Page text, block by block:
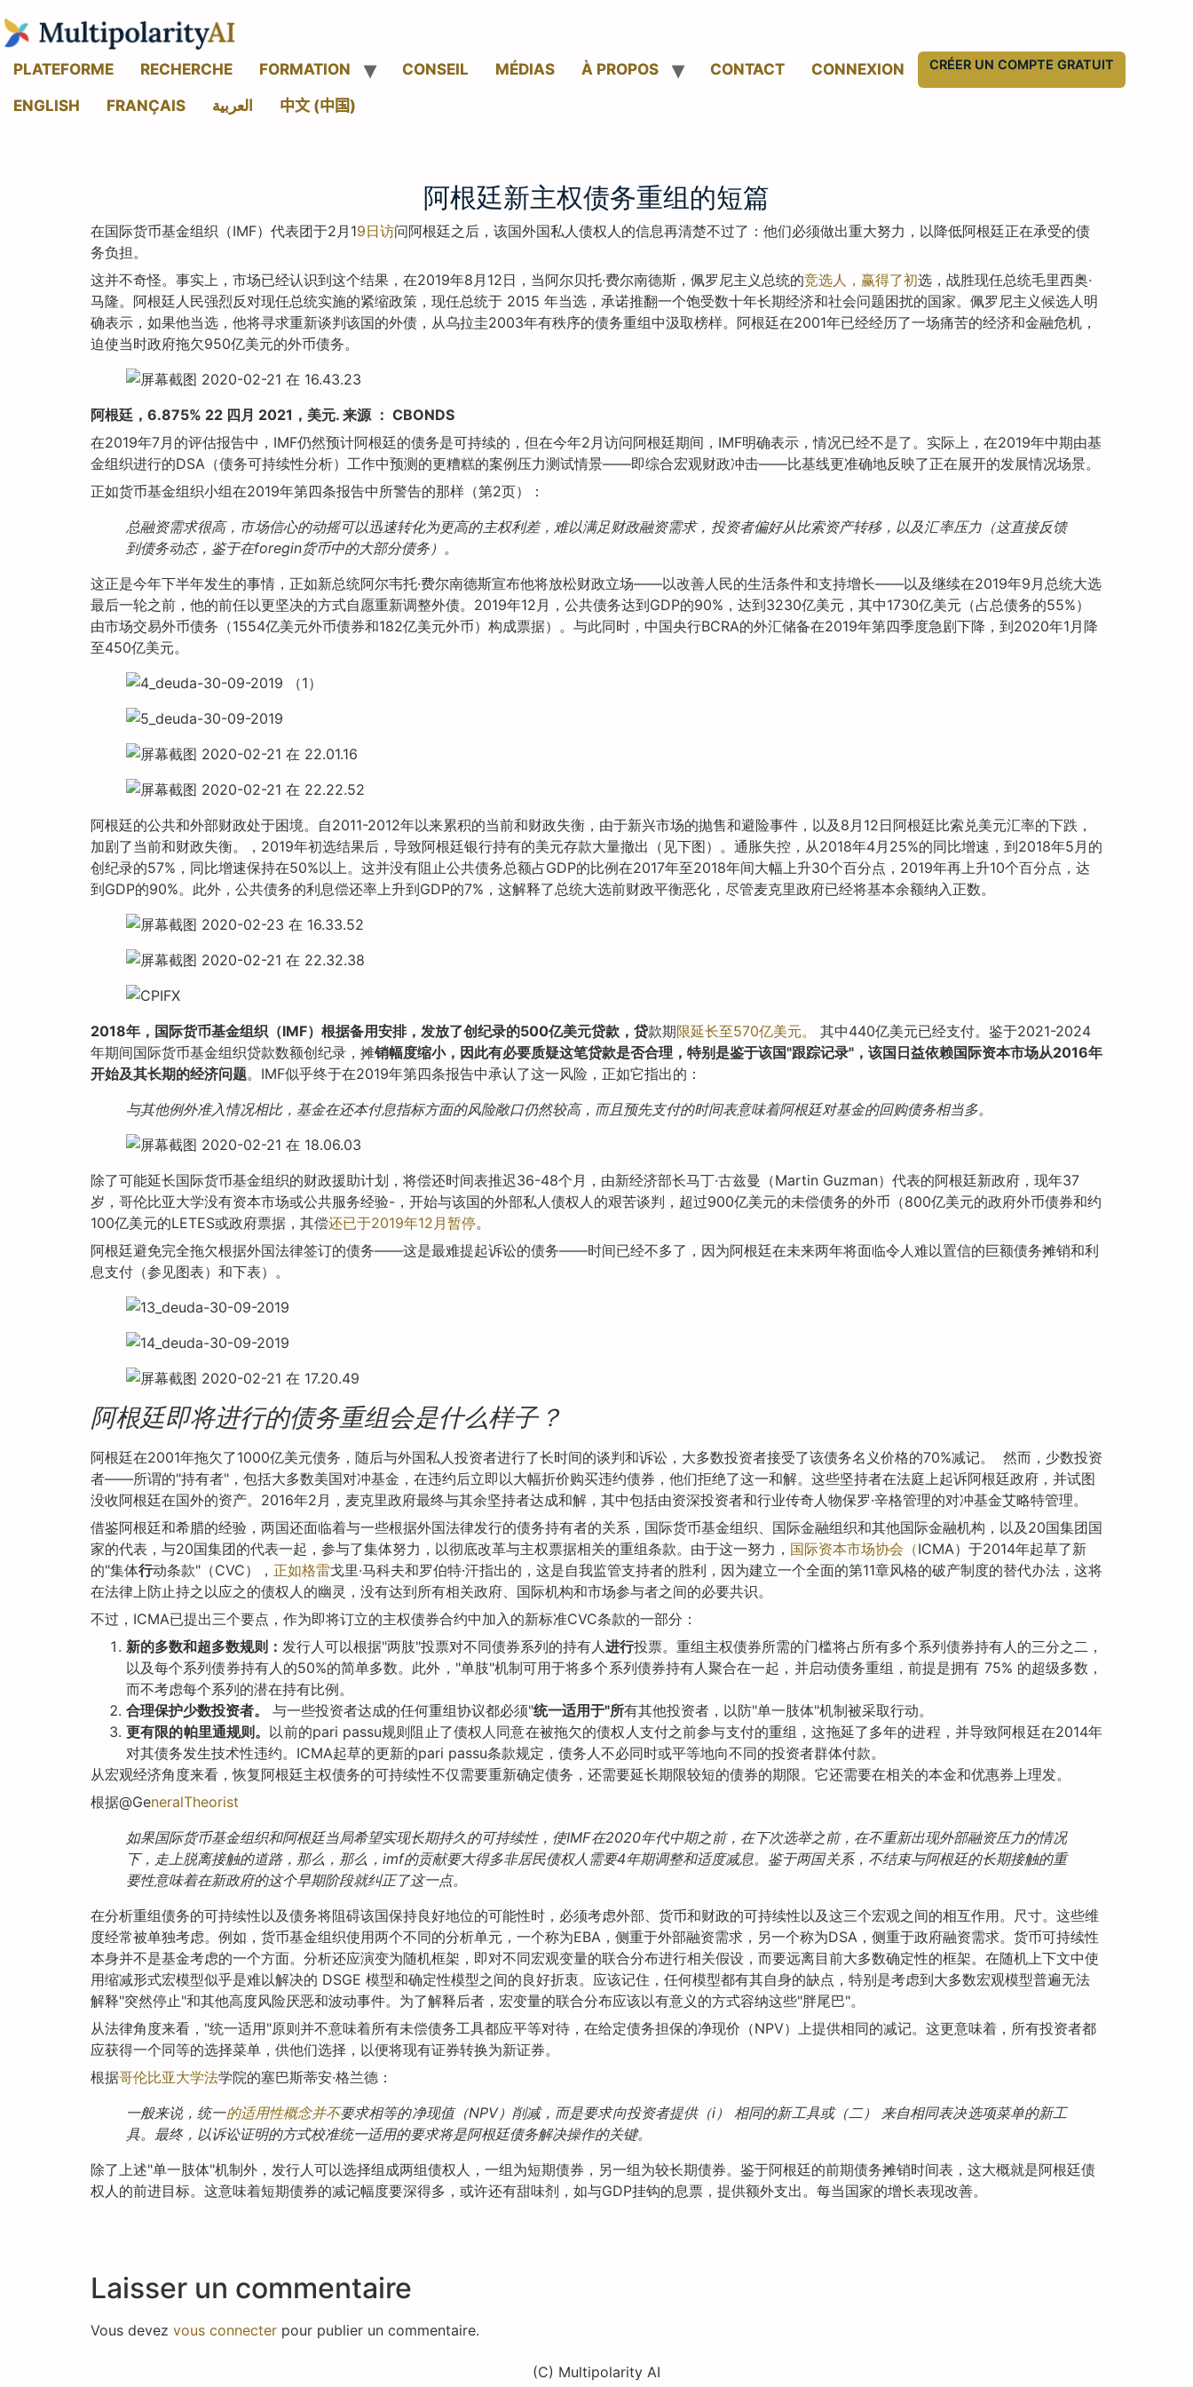
PLATEFORME RECHERCHE FORMATION CONSEIL MÉDIAS À PROPOS CONTACT CONNEXION CRÉER UN COMPTE GRATUIT
ENGLISH FRANÇAIS العربية 中文 (中国)
阿根廷新主权债务重组的短篇
在国际货币基金组织（IMF）代表团于2月19日访问阿根廷之后，该国外国私人债权人的信息再清楚不过了：他们必须做出重大努力，以降低阿根廷正在承受的债
务负担。
这并不奇怪。事实上，市场已经认识到这个结果，在2019年8月12日，当阿尔贝托·费尔南德斯，佩罗尼主义总统的竞选人，赢得了初选，战胜现任总统毛里西奥·
马隆。阿根廷人民强烈反对现任总统实施的紧缩政策，现任总统于 2015 年当选，承诺推翻一个饱受数十年长期经济和社会问题困扰的国家。佩罗尼主义候选人明
确表示，如果他当选，他将寻求重新谈判该国的外债，从乌拉圭2003年有秩序的债务重组中汲取榜样。阿根廷在2001年已经经历了一场痛苦的经济和金融危机，
迫使当时政府拖欠950亿美元的外币债务。
阿根廷，6.875% 22 四月 2021，美元. 来源 ： CBONDS
在2019年7月的评估报告中，IMF仍然预计阿根廷的债务是可持续的，但在今年2月访问阿根廷期间，IMF明确表示，情况已经不是了。实际上，在2019年中期由基
金组织进行的DSA（债务可持续性分析）工作中预测的更糟糕的案例压力测试情景——即综合宏观财政冲击——比基线更准确地反映了正在展开的发展情况场景。
正如货币基金组织小组在2019年第四条报告中所警告的那样（第2页）：
总融资需求很高，市场信心的动摇可以迅速转化为更高的主权利差，难以满足财政融资需求，投资者偏好从比索资产转移，以及汇率压力（这直接反馈
到债务动态，鉴于在foregin货币中的大部分债务）。
这正是今年下半年发生的事情，正如新总统阿尔韦托·费尔南德斯宣布他将放松财政立场——以改善人民的生活条件和支持增长——以及继续在2019年9月总统大选
最后一轮之前，他的前任以更坚决的方式自愿重新调整外债。2019年12月，公共债务达到GDP的90%，达到3230亿美元，其中1730亿美元（占总债务的55%）
由市场交易外币债务（1554亿美元外币债券和182亿美元外币）构成票据）。与此同时，中国央行BCRA的外汇储备在2019年第四季度急剧下降，到2020年1月降
至450亿美元。
阿根廷的公共和外部财政处于困境。自2011-2012年以来累积的当前和财政失衡，由于新兴市场的抛售和避险事件，以及8月12日阿根廷比索兑美元汇率的下跌，
加剧了当前和财政失衡。，2019年初选结果后，导致阿根廷银行持有的美元存款大量撤出（见下图）。通胀失控，从2018年4月25%的同比增速，到2018年5月的
创纪录的57%，同比增速保持在50%以上。这并没有阻止公共债务总额占GDP的比例在2017年至2018年间大幅上升30个百分点，2019年再上升10个百分点，达
到GDP的90%。此外，公共债务的利息偿还率上升到GDP的7%，这解释了总统大选前财政平衡恶化，尽管麦克里政府已经将基本余额纳入正数。
2018年，国际货币基金组织（IMF）根据备用安排，发放了创纪录的500亿美元贷款，贷款期限延长至570亿美元。
其中440亿美元已经支付。鉴于2021-2024
年期间国际货币基金组织贷款数额创纪录，摊销幅度缩小，因此有必要质疑这笔贷款是否合理，特别是鉴于该国"跟踪记录"，该国日益依赖国际资本市场从2016年
开始及其长期的经济问题。IMF似乎终于在2019年第四条报告中承认了这一风险，正如它指出的：
与其他例外准入情况相比，基金在还本付息指标方面的风险敞口仍然较高，而且预先支付的时间表意味着阿根廷对基金的回购债务相当多。
除了可能延长国际货币基金组织的财政援助计划，将偿还时间表推迟36-48个月，由新经济部长马丁·古兹曼（Martin Guzman）代表的阿根廷新政府，现年37
岁，哥伦比亚大学没有资本市场或公共服务经验-，开始与该国的外部私人债权人的艰苦谈判，超过900亿美元的未偿债务的外币（800亿美元的政府外币债券和约
100亿美元的LETES或政府票据，其偿还已于2019年12月暂停。
阿根廷避免完全拖欠根据外国法律签订的债务——这是最难提起诉讼的债务——时间已经不多了，因为阿根廷在未来两年将面临令人难以置信的巨额债务摊销和利
息支付（参见图表）和下表）。
阿根廷即将进行的债务重组会是什么样子？
阿根廷在2001年拖欠了1000亿美元债务，随后与外国私人投资者进行了长时间的谈判和诉讼，大多数投资者接受了该债务名义价格的70%减记。 然而，少数投资
者——所谓的"持有者"，包括大多数美国对冲基金，在违约后立即以大幅折价购买违约债券，他们拒绝了这一和解。这些坚持者在法庭上起诉阿根廷政府，并试图
没收阿根廷在国外的资产。2016年2月，麦克里政府最终与其余坚持者达成和解，其中包括由资深投资者和行业传奇人物保罗·辛格管理的对冲基金艾略特管理。
借鉴阿根廷和希腊的经验，两国还面临着与一些根据外国法律发行的债务持有者的关系，国际货币基金组织、国际金融组织和其他国际金融机构，以及20国集团国
家的代表，与20国集团的代表一起，参与了集体努力，以彻底改革与主权票据相关的重组条款。由于这一努力， 国际资本市场协会（ICMA）于2014年起草了新
的"集体行动条款"（CVC）， 正如格雷戈里·马科夫和罗伯特·汗指出的，这是自我监管支持者的胜利，因为建立一个全面的第11章风格的破产制度的替代办法，这将
在法律上防止持之以应之的债权人的幽灵，没有达到所有相关政府、国际机构和市场参与者之间的必要共识。
不过，ICMA已提出三个要点，作为即将订立的主权债券合约中加入的新标准CVC条款的一部分：
新的多数和超多数规则： 发行人可以根据"两肢"投票对不同债券系列的持有人进行投票。重组主权债券所需的门槛将占所有多个系列债券持有人的三分之二，
以及每个系列债券持有人的50%的简单多数。此外，"单肢"机制可用于将多个系列债券持有人聚合在一起，并启动债务重组，前提是拥有 75% 的超级多数，
而不考虑每个系列的潜在持有比例。
合理保护少数投资者。
与一些投资者达成的任何重组协议都必须"统一适用于"所有其他投资者，以防"单一肢体"机制被采取行动。
更有限的帕里通规则。 以前的pari passu规则阻止了债权人同意在被拖欠的债权人支付之前参与支付的重组，这拖延了多年的进程，并导致阿根廷在2014年
对其债务发生技术性违约。ICMA起草的更新的pari passu条款规定，债务人不必同时或平等地向不同的投资者群体付款。
从宏观经济角度来看，恢复阿根廷主权债务的可持续性不仅需要重新确定债务，还需要延长期限较短的债券的期限。它还需要在相关的本金和优惠券上理发。
根据@GeneralTheorist
如果国际货币基金组织和阿根廷当局希望实现长期持久的可持续性，使IMF在2020年代中期之前，在下次选举之前，在不重新出现外部融资压力的情况
下，走上脱离接触的道路，那么，那么，imf的贡献要大得多非居民债权人需要4年期调整和适度减息。鉴于两国关系，不结束与阿根廷的长期接触的重
要性意味着在新政府的这个早期阶段就纠正了这一点。
在分析重组债务的可持续性以及债务将阻碍该国保持良好地位的可能性时，必须考虑外部、货币和财政的可持续性以及这三个宏观之间的相互作用。尺寸。这些维
度经常被单独考虑。例如，货币基金组织使用两个不同的分析单元，一个称为EBA，侧重于外部融资需求，另一个称为DSA，侧重于政府融资需求。货币可持续性
本身并不是基金考虑的一个方面。分析还应演变为随机框架，即对不同宏观变量的联合分布进行相关假设，而要远离目前大多数确定性的框架。在随机上下文中使
用缩减形式宏模型似乎是难以解决的 DSGE 模型和确定性模型之间的良好折衷。应该记住，任何模型都有其自身的缺点，特别是考虑到大多数宏观模型普遍无法
解释"突然停止"和其他高度风险厌恶和波动事件。为了解释后者，宏变量的联合分布应该以有意义的方式容纳这些"胖尾巴"。
从法律角度来看，"统一适用"原则并不意味着所有未偿债务工具都应平等对待，在给定债务担保的净现价（NPV）上提供相同的减记。这更意味着，所有投资者都
应获得一个同等的选择菜单，供他们选择，以便将现有证券转换为新证券。
根据哥伦比亚大学法学院的塞巴斯蒂安·格兰德：
一般来说，统一的适用性概念并不要求相等的净现值（NPV）削减，而是要求向投资者提供（i） 相同的新工具或（二） 来自相同表决选项菜单的新工
具。最终，以诉讼证明的方式校准统一适用的要求将是阿根廷债务解决操作的关键。
除了上述"单一肢体"机制外，发行人可以选择组成两组债权人，一组为短期债券，另一组为较长期债券。鉴于阿根廷的前期债务摊销时间表，这大概就是阿根廷债
权人的前进目标。这意味着短期债券的减记幅度要深得多，或许还有甜味剂，如与GDP挂钩的息票，提供额外支出。每当国家的增长表现改善。
Laisser un commentaire
Vous devez vous connecter pour publier un commentaire.
(C) Multipolarity AI